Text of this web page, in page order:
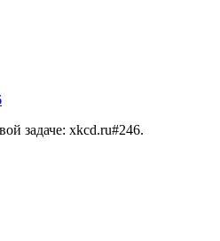
задаче: xkcd.ru#246.